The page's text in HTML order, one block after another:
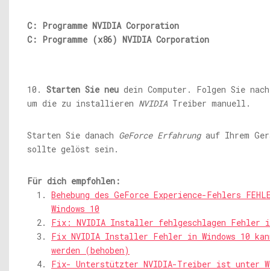
C: Programme NVIDIA Corporation
C: Programme (x86) NVIDIA Corporation
10. Starten Sie neu dein Computer. Folgen Sie
um die zu installieren NVIDIA Treiber manuell.
Starten Sie danach GeForce Erfahrungauf Ihrem
sollte gelöst sein.
Für dich empfohlen:
Behebung des GeForce Experience-Fehlers
Windows 10
Fix: NVIDIA Installer fehlgeschlagen Fehler
Fix NVIDIA Installer Fehler in Windows 10
werden (behoben)
Fix- Unterstützter NVIDIA-Treiber ist unter